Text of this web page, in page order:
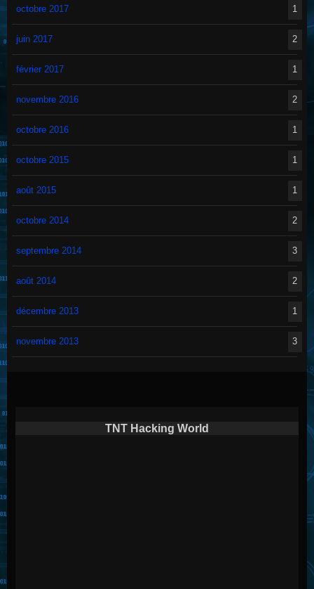
octobre 2017 1
juin 2017 2
février 2017 1
novembre 2016 2
octobre 2016 1
octobre 2015 1
août 2015 1
octobre 2014 2
septembre 2014 3
août 2014 2
décembre 2013 1
novembre 2013 3
TNT Hacking World